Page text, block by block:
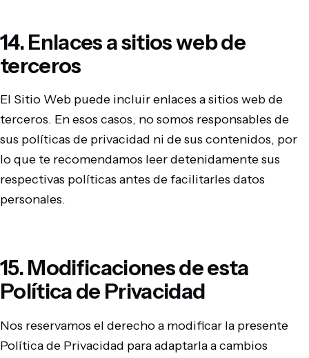
14. Enlaces a sitios web de
terceros
El Sitio Web puede incluir enlaces a sitios web de
terceros. En esos casos, no somos responsables de
sus políticas de privacidad ni de sus contenidos, por
lo que te recomendamos leer detenidamente sus
respectivas políticas antes de facilitarles datos
personales.
15. Modificaciones de esta
Política de Privacidad
Nos reservamos el derecho a modificar la presente
Política de Privacidad para adaptarla a cambios